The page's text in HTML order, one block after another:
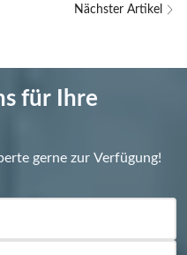
Nächster Artikel
für Ihre
gerne zur Verfügung!